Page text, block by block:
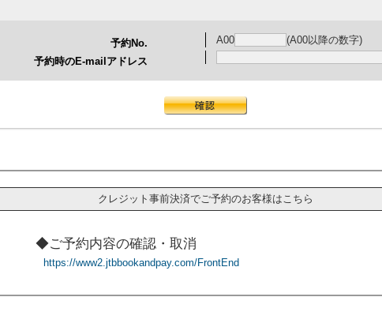
予約No. A00
(A00以降の数字)
予約時のE-mailアドレス
クレジット事前決済でご予約のお客様はこちら
◆ご予約内容の確認・取消
https://www2.jtbbookandpay.com/FrontEnd